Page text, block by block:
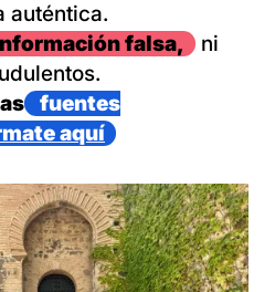
auténtica.
falsa,
ni
fuentes
aquí